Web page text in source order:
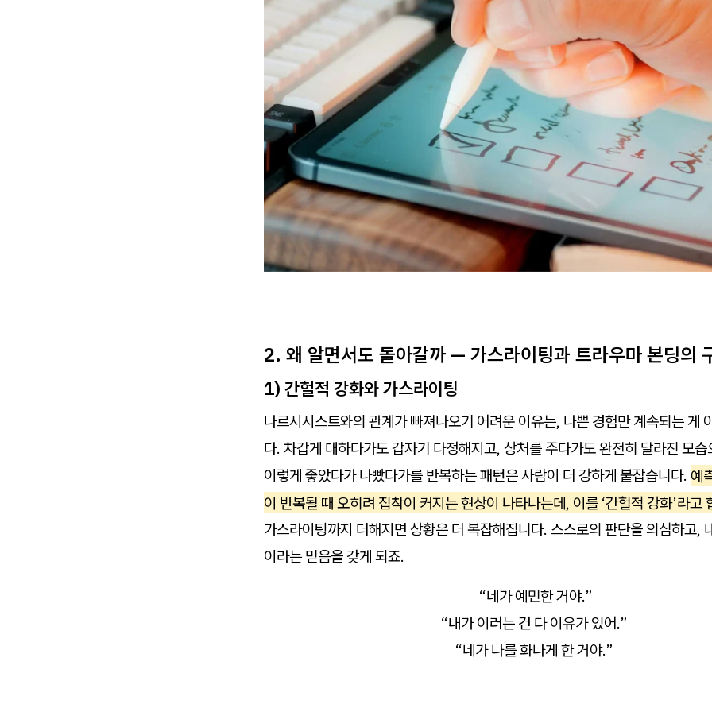
2. 왜 알면서도 돌아갈까 — 가스라이팅과 트라우마 본딩의
1) 간헐적 강화와 가스라이팅
나르시시스트와의 관계가 빠져나오기 어려운 이유는, 나쁜 경험만 계속되는 게
다. 차갑게 대하다가도 갑자기 다정해지고, 상처를 주다가도 완전히 달라진 모
이렇게 좋았다가 나빴다가를 반복하는 패턴은 사람이 더 강하게 붙잡습니다. 예
이 반복될 때 오히려 집착이 커지는 현상이 나타나는데, 이를 ‘간헐적 강화’라고
가스라이팅까지 더해지면 상황은 더 복잡해집니다. 스스로의 판단을 의심하고,
이라는 믿음을 갖게 되죠.
“네가 예민한 거야.”
“내가 이러는 건 다 이유가 있어.”
“네가 나를 화나게 한 거야.”